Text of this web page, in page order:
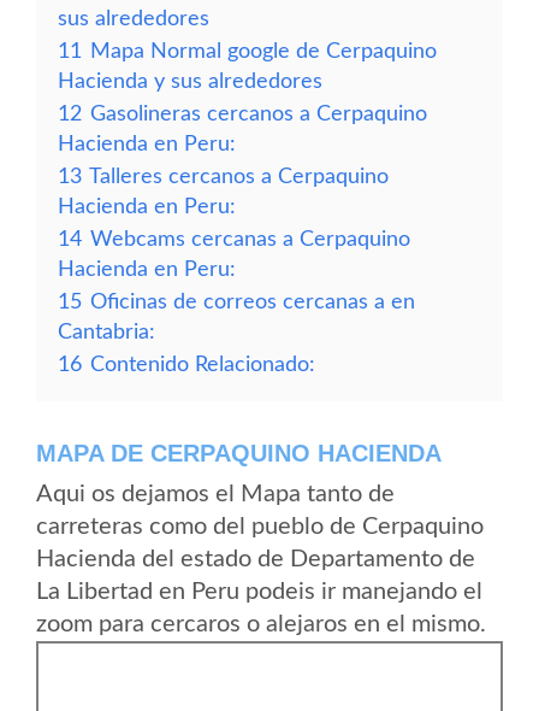
sus alrededores
11
Mapa Normal google de Cerpaquino
Hacienda y sus alrededores
12 Gasolineras cercanos a Cerpaquino
Hacienda en Peru:
13 Talleres cercanos a Cerpaquino
Hacienda en Peru:
14 Webcams cercanas a Cerpaquino
Hacienda en Peru:
15 Oficinas de correos cercanas a en
Cantabria:
16 Contenido Relacionado:
MAPA DE CERPAQUINO HACIENDA
Aqui os dejamos el Mapa tanto de
carreteras como del pueblo de Cerpaquino
Hacienda del estado de Departamento de
La Libertad en Peru podeis ir manejando el
zoom para cercaros o alejaros en el mismo.